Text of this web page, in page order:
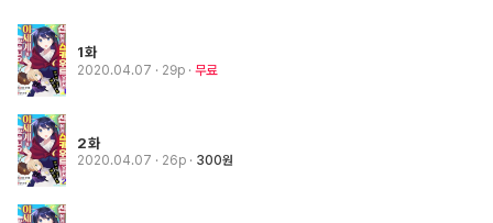
1화
2020.04.07 · 29p 무료
2화
2020.04.07 · 26p 300원